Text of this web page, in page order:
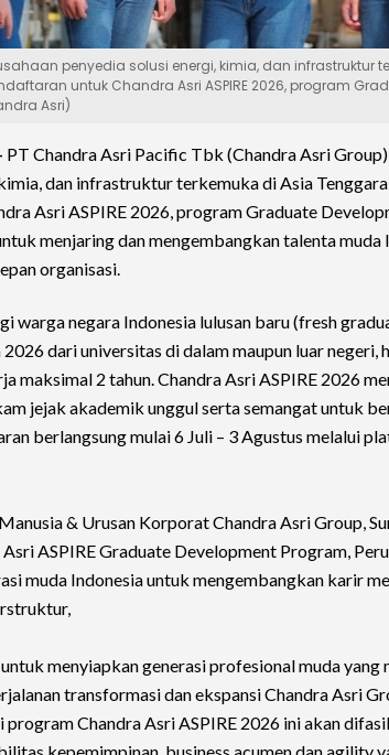
penyedia solusi energi, kimia, dan infrastruktur
untuk Chandra Asri ASPIRE 2026, program
Asri)
PT Chandra Asri Pacific Tbk (Chandra Asri
dan infrastruktur terkemuka di Asia
Asri ASPIRE 2026, program Graduate
menjaring dan mengembangkan talenta muda
organisasi.
warga negara Indonesia lulusan baru (fresh
2026 dari universitas di dalam maupun luar negeri,
maksimal 2 tahun. Chandra Asri ASPIRE 2026
jejak akademik unggul serta semangat untuk
berlangsung mulai 6 Juli – 3 Agustus melalui
& Urusan Korporat Chandra Asri Group,
ASPIRE Graduate Development Program,
muda Indonesia untuk mengembangkan karir
menyiapkan generasi profesional muda yang
transformasi dan ekspansi Chandra Asri
Chandra Asri ASPIRE 2026 ini akan